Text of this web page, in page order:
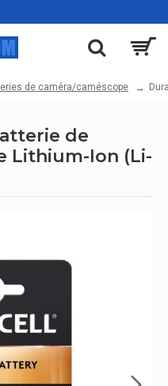
de caméra/caméscope
de
Lithium-Ion (Li-